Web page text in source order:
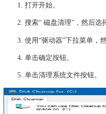
1. 打开开始。
2. 搜索“ 磁盘清理”，然后选
3. 使用“驱动器”下拉菜单，然
4. 单击确定按钮。
5. 单击清理系统文件按钮。